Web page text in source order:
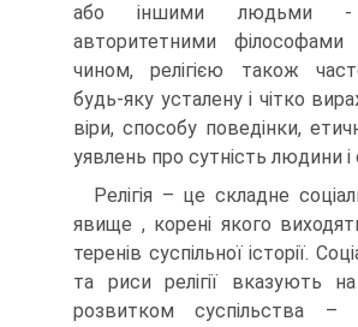
або іншими людьми -
авторитетними
чином, релігією також
будь-яку усталену і чітко
віри, способу поведінки,
уявлень про сутність людини і
Релігія – це складне
явище , корені якого
теренів суспільної історії.
та риси релігії вказують
розвитком суспільства –